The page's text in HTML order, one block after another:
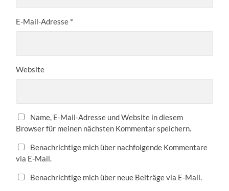
E-Mail-Adresse *
Website
Name, E-Mail-Adresse und Website in diesem
Browser für meinen nächsten Kommentar speichern.
Benachrichtige mich über nachfolgende Kommentare
via E-Mail.
Benachrichtige mich über neue Beiträge via E-Mail.